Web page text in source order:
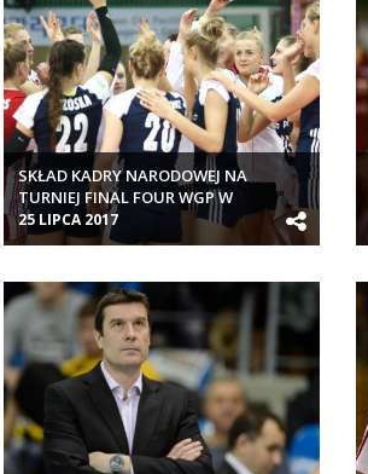
SKŁAD KADRY NARODOWEJ NA
TURNIEJ FINAL FOUR WGP W
OSTRAWIE
25 LIPCA 2017